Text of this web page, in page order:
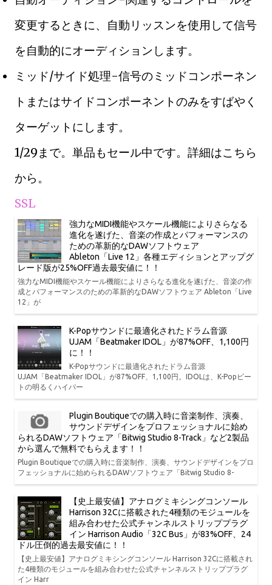
変更するときに、自動リッスンを使用して信号
を自動的にオーディションします。
ミッド/サイド処理-信号のミッドコンポーネン
トまたはサイドコンポーネントのみをすばやく
ターゲットにします。
1/29まで。単品もセール中です。詳細はこちら
から。
SSL
強力なMIDI機能やスケール機能によりさらなる
進化を遂げた、音楽の作成とパフォーマンスの
ための革新的なDAWソフトウェア
Ableton「Live 12」各種エディションとアップグ
レード版が25%OFF過去最安値に！！
強力なMIDI機能やスケール機能によりさらなる進化を遂げた、音楽の作
成とパフォーマンスのための革新的なDAWソフトウェア Ableton「Live
12」が
K-Popサウンドに最適化されたドラム音源
UJAM「Beatmaker IDOL」が87%OFF、1,100円
に！！
K-Popサウンドに最適化されたドラム音源
UJAM「Beatmaker IDOL」が87%OFF、1,100円。IDOLは、K-Popビー
トの明るくハイパー
Plugin Boutiqueでの購入時に音楽制作、演奏、
サウンドデザインをプロフェッショナルに始め
られるDAWソフトウェア「Bitwig Studio 8-Track」など2製品
から選んで無料でもらえます！！
Plugin Boutiqueでの購入時に音楽制作、演奏、サウンドデザインをプロ
フェッショナルに始められるDAWソフトウェア「Bitwig Studio 8-
【史上最安値】アナログミキシングコンソール
Harrison 32Cに搭載された4種類のモジュールを
組み合わせた公式チャンネルストリッププラグ
イン Harrison Audio「32C Bus」が83%OFF、24
ドル圧倒的過去最安値に！！
【史上最安値】アナログミキシングコンソール Harrison 32Cに搭載され
た4種類のモジュールを組み合わせた公式チャンネルストリッププラグ
イン Harr